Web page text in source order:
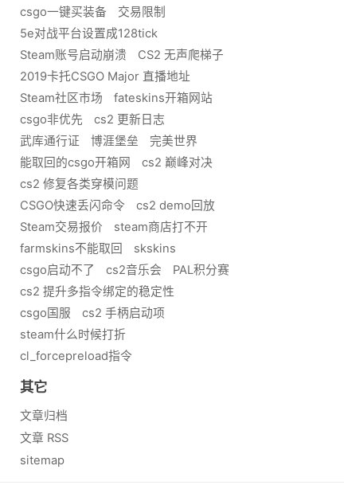
csgo一键买装备
交易限制
5e对战平台设置成128tick
Steam账号启动崩溃
CS2 无声爬梯子
2019卡托CSGO Major 直播地址
Steam社区市场
fateskins开箱网站
csgo非优先
cs2 更新日志
武库通行证
博涯堡垒
完美世界
能取回的csgo开箱网
cs2 巅峰对决
cs2 修复各类穿模问题
CSGO快速丢闪命令
cs2 demo回放
Steam交易报价
steam商店打不开
farmskins不能取回
skskins
csgo启动不了
cs2音乐会
PAL积分赛
cs2 提升多指令绑定的稳定性
csgo国服
cs2 手柄启动项
steam什么时候打折
cl_forcepreload指令
其它
文章归档
文章 RSS
sitemap